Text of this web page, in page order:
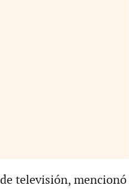
televisión, mencionó